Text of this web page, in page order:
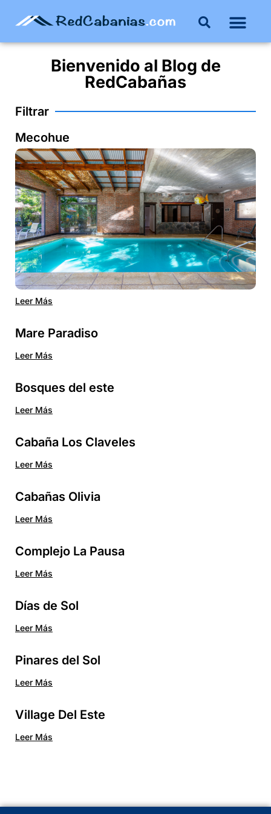
Bienvenido al Blog de
RedCabañas
Filtrar
Mecohue
Leer Más
Mare Paradiso
Leer Más
Bosques del este
Leer Más
Cabaña Los Claveles
Leer Más
Cabañas Olivia
Leer Más
Complejo La Pausa
Leer Más
Días de Sol
Leer Más
Pinares del Sol
Leer Más
Village Del Este
Leer Más